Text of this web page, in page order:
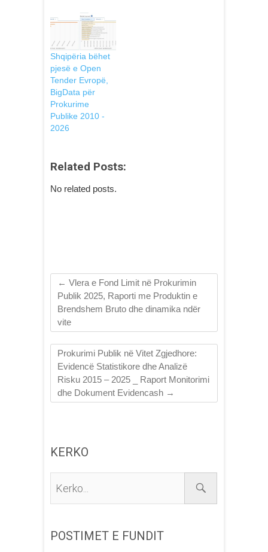
Shqipëria bëhet
pjesë e Open
Tender Evropë,
BigData për
Prokurime
Publike 2010 -
2026
Related Posts:
No related posts.
← Vlera e Fond Limit në Prokurimin
Publik 2025, Raporti me Produktin e
Brendshem Bruto dhe dinamika ndër
vite
Prokurimi Publik në Vitet Zgjedhore:
Evidencë Statistikore dhe Analizë
Risku 2015 – 2025 _ Raport Monitorimi
dhe Dokument Evidencash →
KERKO
POSTIMET E FUNDIT